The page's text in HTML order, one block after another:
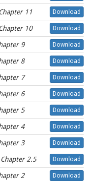
11 Download
10 Download
9 Download
8 Download
7 Download
6 Download
5 Download
4 Download
3 Download
Chapter 2.5 Download
2 Download